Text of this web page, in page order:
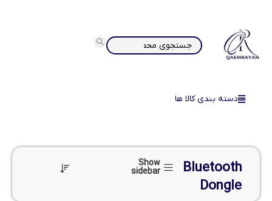
دسته بندی کالا ها
Bluetooth
Dongle
Show
sidebar